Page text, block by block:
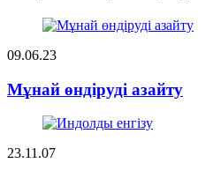
09.06.23
Мұнай өндіруді азайту
23.11.07